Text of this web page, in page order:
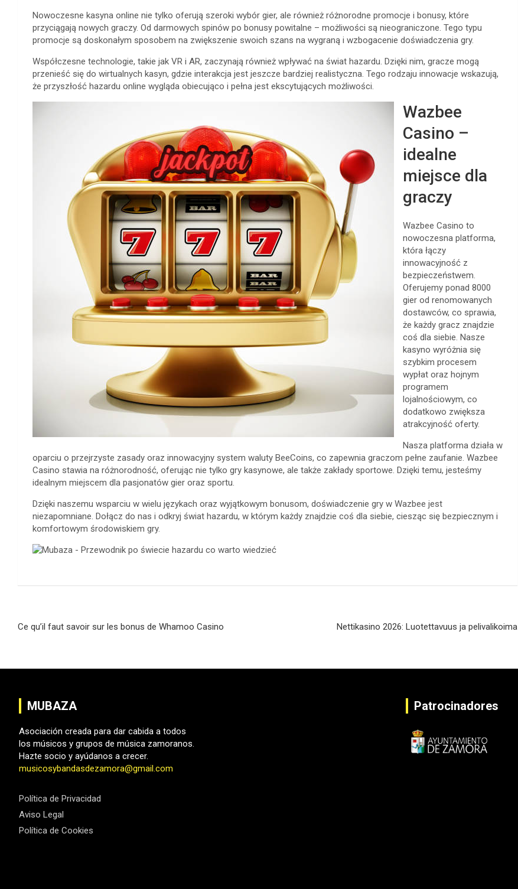
Nowoczesne kasyna online nie tylko oferują szeroki wybór gier, ale również różnorodne promocje i bonusy, które
przyciągają nowych graczy. Od darmowych spinów po bonusy powitalne – możliwości są nieograniczone. Tego typu
promocje są doskonałym sposobem na zwiększenie swoich szans na wygraną i wzbogacenie doświadczenia gry.
Współczesne technologie, takie jak VR i AR, zaczynają również wpływać na świat hazardu. Dzięki nim, gracze mogą
przenieść się do wirtualnych kasyn, gdzie interakcja jest jeszcze bardziej realistyczna. Tego rodzaju innowacje wskazują,
że przyszłość hazardu online wygląda obiecująco i pełna jest ekscytujących możliwości.
Wazbee
Casino –
idealne
miejsce dla
graczy
Wazbee Casino to
nowoczesna platforma,
która łączy
innowacyjność z
bezpieczeństwem.
Oferujemy ponad 8000
gier od renomowanych
dostawców, co sprawia,
że każdy gracz znajdzie
coś dla siebie. Nasze
kasyno wyróżnia się
szybkim procesem
wypłat oraz hojnym
programem
lojalnościowym, co
dodatkowo zwiększa
atrakcyjność oferty.
Nasza platforma działa w
oparciu o przejrzyste zasady oraz innowacyjny system waluty BeeCoins, co zapewnia graczom pełne zaufanie. Wazbee
Casino stawia na różnorodność, oferując nie tylko gry kasynowe, ale także zakłady sportowe. Dzięki temu, jesteśmy
idealnym miejscem dla pasjonatów gier oraz sportu.
Dzięki naszemu wsparciu w wielu językach oraz wyjątkowym bonusom, doświadczenie gry w Wazbee jest
niezapomniane. Dołącz do nas i odkryj świat hazardu, w którym każdy znajdzie coś dla siebie, ciesząc się bezpiecznym i
komfortowym środowiskiem gry.
de
entradas
Ce qu’il faut savoir sur les bonus de Whamoo Casino Nettikasino 2026: Luotettavuus ja pelivalikoima
MUBAZA
Asociación creada para dar cabida a todos
los músicos y grupos de música zamoranos.
Hazte socio y ayúdanos a crecer.
musicosybandasdezamora@gmail.com
Política de Privacidad
Aviso Legal
Política de Cookies
Patrocinadores